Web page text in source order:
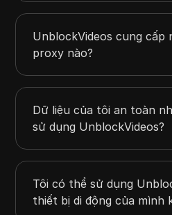
UnblockVideos cung cấp
proxy nào?
Dữ liệu của tôi an toàn
sử dụng UnblockVideos?
Tôi có thể sử dụng
thiết bị di động của mình